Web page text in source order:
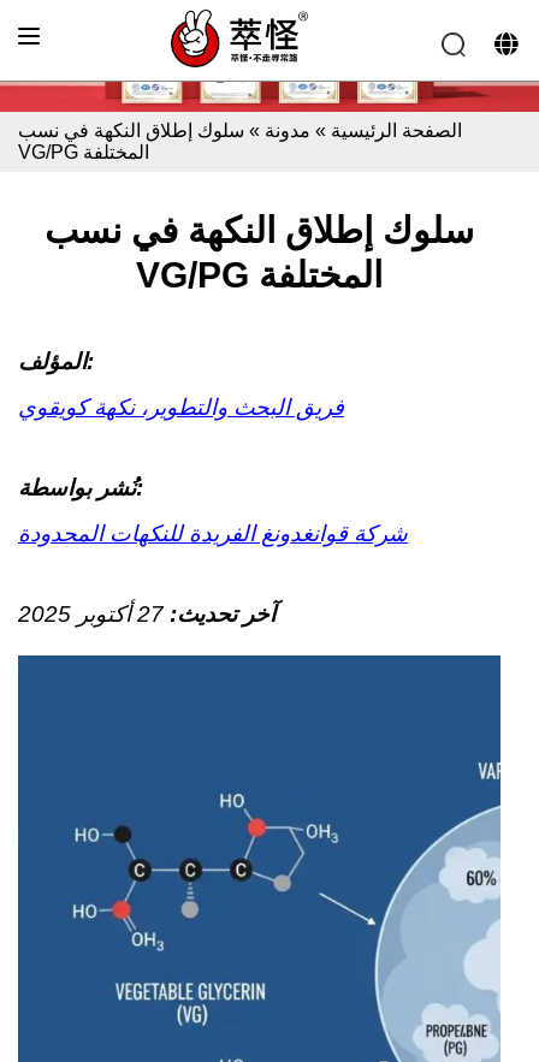
الصفحة الرئيسية » مدونة » سلوك إطلاق النكهة في نسب
VG/PG المختلفة
سلوك إطلاق النكهة في نسب
VG/PG المختلفة
المؤلف:
فريق البحث والتطوير، نكهة كويقوي
نُشر بواسطة:
شركة قوانغدونغ الفريدة للنكهات المحدودة
آخر تحديث: 27 أكتوبر 2025